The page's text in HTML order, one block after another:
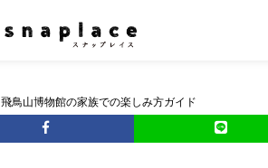
飛鳥山博物館の家族での楽しみ方ガイド